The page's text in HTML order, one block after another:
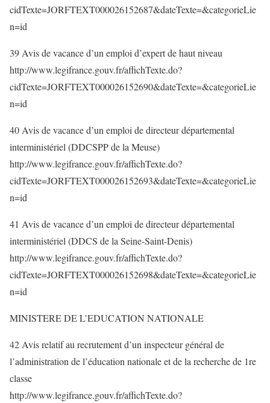
cidTexte=JORFTEXT000026152687&dateTexte=&categorieLie
n=id
39 Avis de vacance d’un emploi d’expert de haut niveau
http://www.legifrance.gouv.fr/affichTexte.do?
cidTexte=JORFTEXT000026152690&dateTexte=&categorieLie
n=id
40 Avis de vacance d’un emploi de directeur départemental
interministériel (DDCSPP de la Meuse)
http://www.legifrance.gouv.fr/affichTexte.do?
cidTexte=JORFTEXT000026152693&dateTexte=&categorieLie
n=id
41 Avis de vacance d’un emploi de directeur départemental
interministériel (DDCS de la Seine-Saint-Denis)
http://www.legifrance.gouv.fr/affichTexte.do?
cidTexte=JORFTEXT000026152698&dateTexte=&categorieLie
n=id
MINISTERE DE L’EDUCATION NATIONALE
42 Avis relatif au recrutement d’un inspecteur général de
l’administration de l’éducation nationale et de la recherche de 1re
classe
http://www.legifrance.gouv.fr/affichTexte.do?